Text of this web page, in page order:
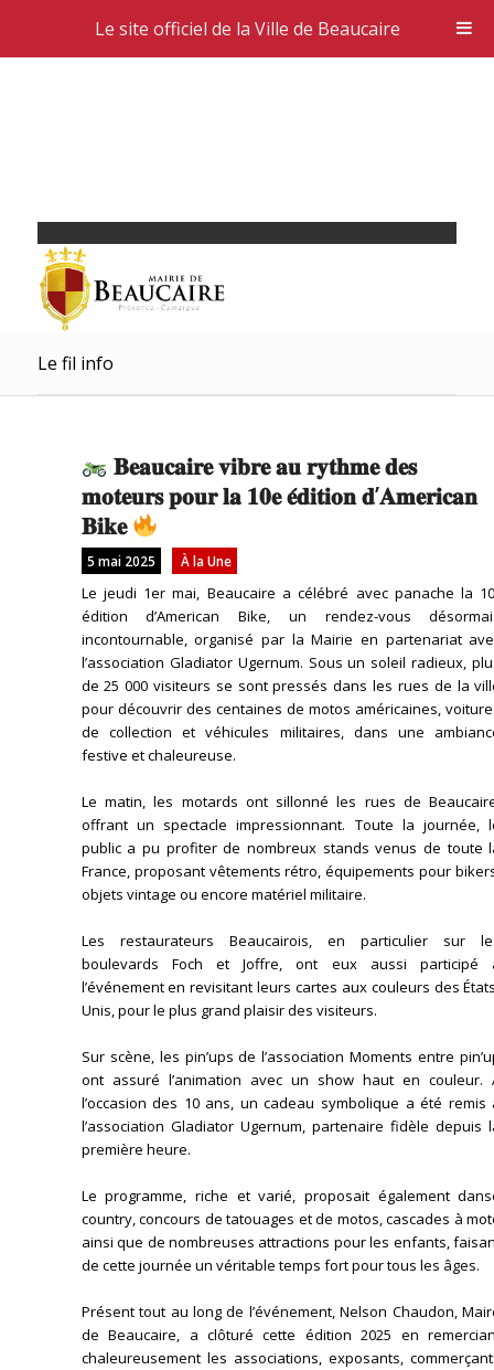
Le fil info
𝐁𝐞𝐚𝐮𝐜𝐚𝐢𝐫𝐞 𝐯𝐢𝐛𝐫𝐞 𝐚𝐮 𝐫𝐲𝐭𝐡𝐦𝐞 𝐝𝐞𝐬
𝐦𝐨𝐭𝐞𝐮𝐫𝐬 𝐩𝐨𝐮𝐫 𝐥𝐚 𝟏𝟎𝐞 𝐞́𝐝𝐢𝐭𝐢𝐨𝐧 𝐝’𝐀𝐦𝐞𝐫𝐢𝐜𝐚𝐧
𝐁𝐢𝐤𝐞
5 mai 2025 À la Une
Le jeudi 1er mai, Beaucaire a célébré avec panache la
édition d’American Bike, un rendez-vous
incontournable, organisé par la Mairie en partenariat
l’association Gladiator Ugernum. Sous un soleil radieux,
de 25 000 visiteurs se sont pressés dans les rues de la
pour découvrir des centaines de motos américaines,
de collection et véhicules militaires, dans une
festive et chaleureuse.
Le matin, les motards ont sillonné les rues de
offrant un spectacle impressionnant. Toute la journée,
public a pu profiter de nombreux stands venus de toute
France, proposant vêtements rétro, équipements pour
objets vintage ou encore matériel militaire.
Les restaurateurs Beaucairois, en particulier sur
boulevards Foch et Joffre, ont eux aussi participé
l’événement en revisitant leurs cartes aux couleurs des
Unis, pour le plus grand plaisir des visiteurs.
Sur scène, les pin’ups de l’association Moments entre
ont assuré l’animation avec un show haut en couleur.
l’occasion des 10 ans, un cadeau symbolique a été remis
l’association Gladiator Ugernum, partenaire fidèle depuis
première heure.
Le programme, riche et varié, proposait également
country, concours de tatouages et de motos, cascades à
ainsi que de nombreuses attractions pour les enfants,
de cette journée un véritable temps fort pour tous les âges.
Présent tout au long de l’événement, Nelson Chaudon,
de Beaucaire, a clôturé cette édition 2025 en
chaleureusement les associations, exposants,
Le site officiel de la Ville de Beaucaire